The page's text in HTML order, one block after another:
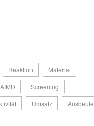
Reaktion
Material
AIMD
Screening
Umsatz
Ausbeute